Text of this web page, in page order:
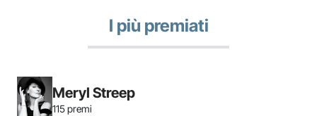
I più premiati
Meryl Streep
115 premi